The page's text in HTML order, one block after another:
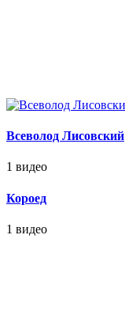
Всеволод Лисовский
1 видео
Короед
1 видео